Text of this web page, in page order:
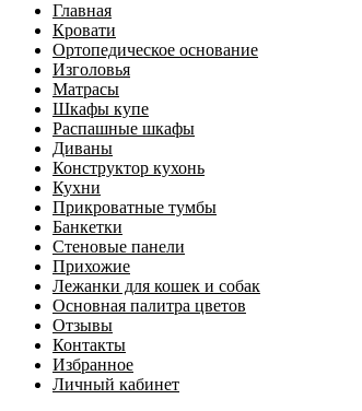
Главная
Кровати
Ортопедическое основание
Изголовья
Матрасы
Шкафы купе
Распашные шкафы
Диваны
Конструктор кухонь
Кухни
Прикроватные тумбы
Банкетки
Стеновые панели
Прихожие
Лежанки для кошек и собак
Основная палитра цветов
Отзывы
Контакты
Избранное
Личный кабинет